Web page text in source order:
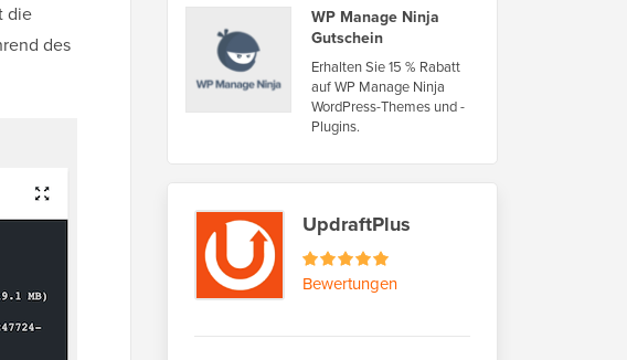
die
des
WP Manage Ninja
Gutschein
Erhalten Sie 15 % Rabatt
auf WP Manage Ninja
WordPress-Themes und -
Plugins.
UpdraftPlus
Bewertungen